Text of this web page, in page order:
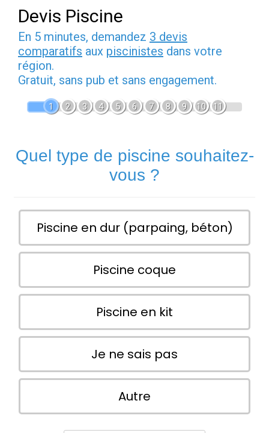
Devis Piscine
En 5 minutes, demandez 3 devis
comparatifs aux piscinistes dans votre
région.
Gratuit, sans pub et sans engagement.
1 2 3 4 5 6 7 8 9 10 11
Quel type de piscine souhaitez-
vous ?
Piscine en dur (parpaing, béton)
Piscine coque
Piscine en kit
Je ne sais pas
Autre